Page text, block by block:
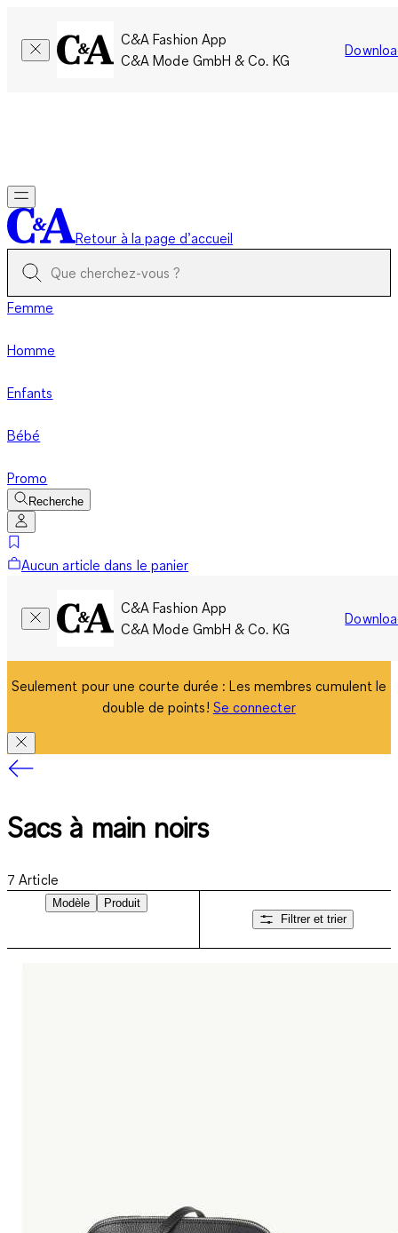
C&A Fashion App
C&A Mode GmbH & Co. KG
Retour à la page d’accueil
Femme
Homme
Enfants
Bébé
Promo
Recherche
Aucun article dans le panier
C&A Fashion App
C&A Mode GmbH & Co. KG
Seulement pour une courte durée : Les membres cumulent le
double de points! Se connecter
Sacs à main noirs
7 Article
Modèle
Produit
Filtrer et trier